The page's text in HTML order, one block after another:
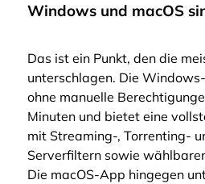
Windows und macOS
Das ist ein Punkt, den die
unterschlagen. Die
ohne manuelle
Minuten und bietet eine
mit Streaming-, Torrenting-
Serverfiltern sowie
Die macOS-App hingegen